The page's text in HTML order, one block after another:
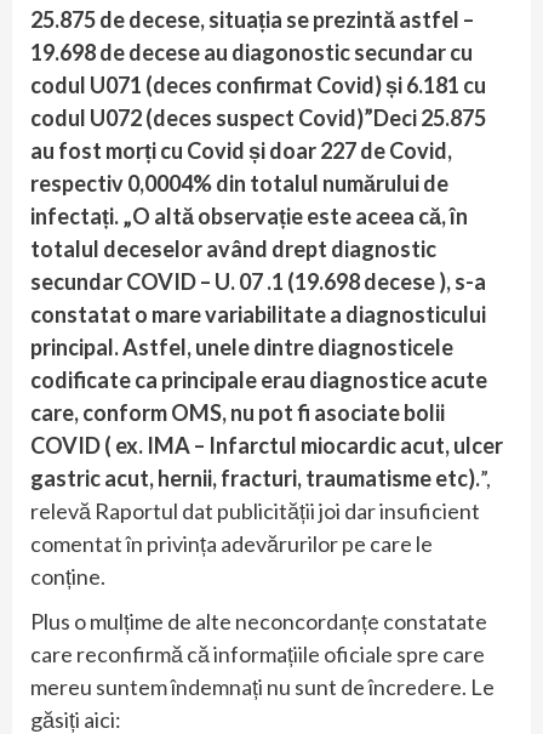
25.875 de decese, situația se prezintă astfel –
19.698 de decese au diagonostic secundar cu
codul U071 (deces confirmat Covid) și 6.181 cu
codul U072 (deces suspect Covid)”Deci 25.875
au fost morți cu Covid și doar 227 de Covid,
respectiv 0,0004% din totalul numărului de
infectați. „O altă observație este aceea că, în
totalul deceselor având drept diagnostic
secundar COVID – U. 07 .1 (19.698 decese ), s-a
constatat o mare variabilitate a diagnosticului
principal. Astfel, unele dintre diagnosticele
codificate ca principale erau diagnostice acute
care, conform OMS, nu pot fi asociate bolii
COVID ( ex. IMA – Infarctul miocardic acut, ulcer
gastric acut, hernii, fracturi, traumatisme etc).”,
relevă Raportul dat publicității joi dar insuficient
comentat în privința adevărurilor pe care le
conține.
Plus o mulțime de alte neconcordanțe constatate
care reconfirmă că informațiile oficiale spre care
mereu suntem îndemnați nu sunt de încredere. Le
găsiți aici: